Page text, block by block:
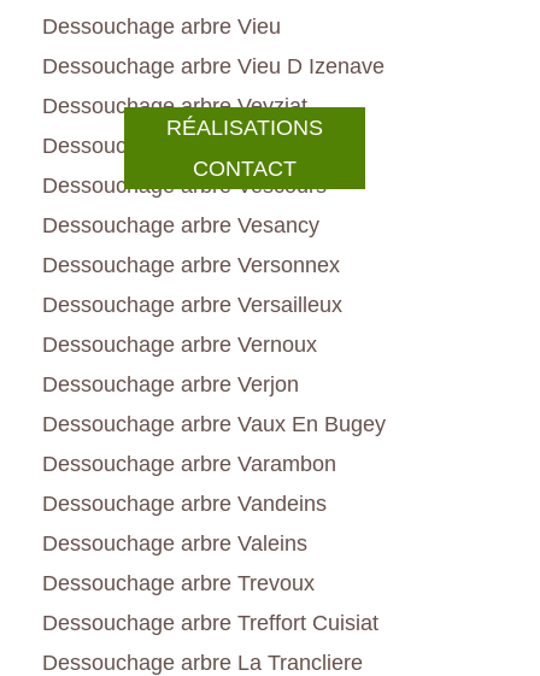
RÉALISATIONS
CONTACT
Dessouchage arbre Vieu
Dessouchage arbre Vieu D Izenave
Dessouchage arbre Veyziat
Dessouchage arbre Vesines
Dessouchage arbre Vescours
Dessouchage arbre Vesancy
Dessouchage arbre Versonnex
Dessouchage arbre Versailleux
Dessouchage arbre Vernoux
Dessouchage arbre Verjon
Dessouchage arbre Vaux En Bugey
Dessouchage arbre Varambon
Dessouchage arbre Vandeins
Dessouchage arbre Valeins
Dessouchage arbre Trevoux
Dessouchage arbre Treffort Cuisiat
Dessouchage arbre La Trancliere